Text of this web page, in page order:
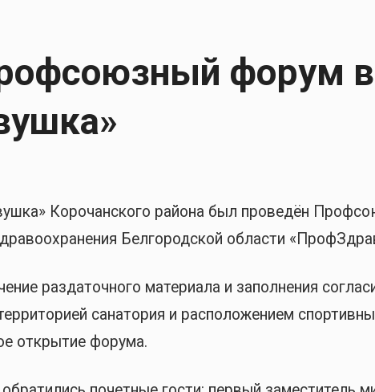
форум в
Корочанского района был проведён
Белгородской области
раздаточного материала и заполнения
санатория и расположением
открытие форума.